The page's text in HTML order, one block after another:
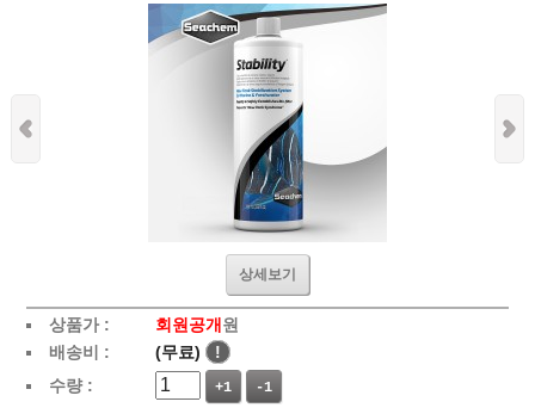
상세보기
상품가 : 회원공개 원
배송비 :
(무료)
!
수량 :
+1 -1